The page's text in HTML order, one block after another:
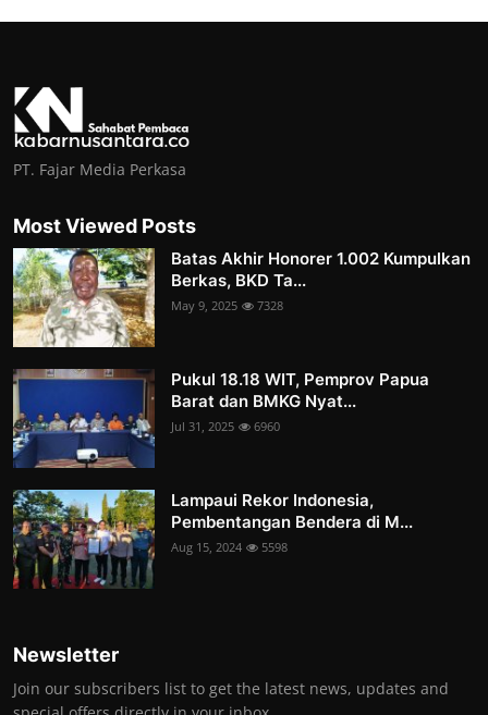
PT. Fajar Media Perkasa
Most Viewed Posts
Batas Akhir Honorer 1.002 Kumpulkan
Berkas, BKD Ta...
May 9, 2025 7328
Pukul 18.18 WIT, Pemprov Papua
Barat dan BMKG Nyat...
Jul 31, 2025 6960
Lampaui Rekor Indonesia,
Pembentangan Bendera di M...
Aug 15, 2024 5598
Newsletter
Join our subscribers list to get the latest news, updates and